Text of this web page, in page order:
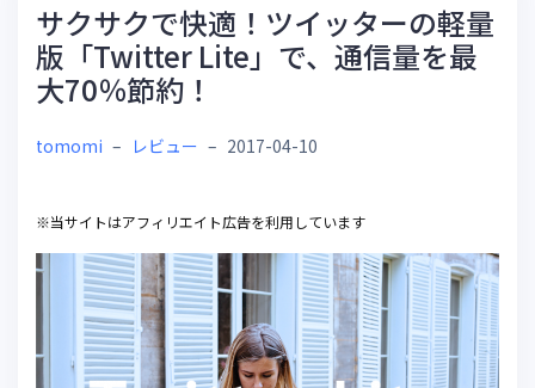
サクサクで快適！ツイッターの軽量
版「Twitter Lite」で、通信量を最
大70％節約！
tomomi – レビュー – 2017-04-10
※当サイトはアフィリエイト広告を利用しています